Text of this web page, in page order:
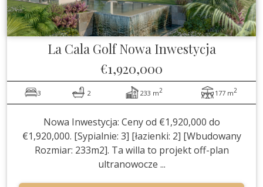
La Cala Golf Nowa Inwestycja
€1,920,000
3 2 233 m2 177 m2
Nowa Inwestycja: Ceny od €1,920,000 do
€1,920,000. [Sypialnie: 3] [łazienki: 2] [Wbudowany
Rozmiar: 233m2]. Ta willa to projekt off-plan
ultranowocze ...